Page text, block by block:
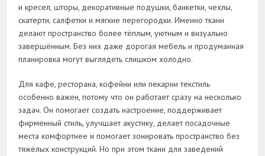
и кресел, шторы, декоративные подушки, банкетки, чехлы,
скатерти, салфетки и мягкие перегородки. Именно ткани
делают пространство более тёплым, уютным и визуально
завершённым. Без них даже дорогая мебель и продуманная
планировка могут выглядеть слишком холодно.
Для кафе, ресторана, кофейни или пекарни текстиль
особенно важен, потому что он работает сразу на несколько
задач. Он помогает создать настроение, поддерживает
фирменный стиль, улучшает акустику, делает посадочные
места комфортнее и помогает зонировать пространство без
тяжёлых конструкций. Но при этом ткани для заведений